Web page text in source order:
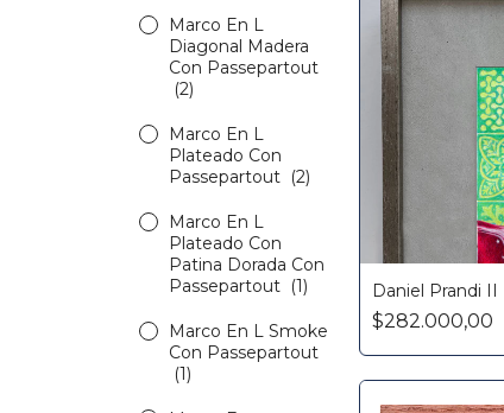
Marco En L
Diagonal Madera
Con Passepartout
(2)
Marco En L
Plateado Con
Passepartout (2)
Marco En L
Plateado Con
Patina Dorada Con
Passepartout (1)
Marco En L Smoke
Con Passepartout
(1)
Daniel Prandi II
$282.000,00